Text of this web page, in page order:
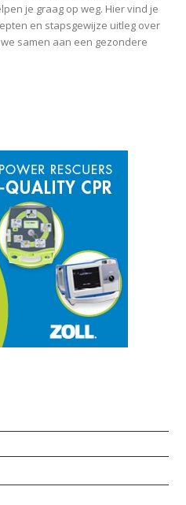
je graag op weg. Hier vind je
en stapsgewijze uitleg over
samen aan een gezondere